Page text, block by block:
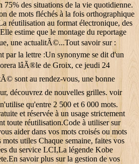
75% des situations de la vie quotidienne.
de mots fléchés à la fois orthographique
réutilisation au format électronique, des
estime que le montage du reportage
une actualitÃ©...Tout savoir sur :
la lettre :Un synonyme se dit d'un
lâÃ®le de Groix, ce jeudi 24
sont au rendez-vous, une bonne
découvrez de nouvelles grilles. voir
qu'entre 2 500 et 6 000 mots.
et réservée à un usage strictement
toute réutilisation.Code à utiliser sur
aider dans vos mots croisés ou mots
utiles Chaque semaine, faites vos
du service LCI,La légende Kobe
savoir plus sur la gestion de vos